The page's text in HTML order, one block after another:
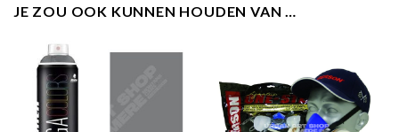
JE ZOU OOK KUNNEN HOUDEN VAN …